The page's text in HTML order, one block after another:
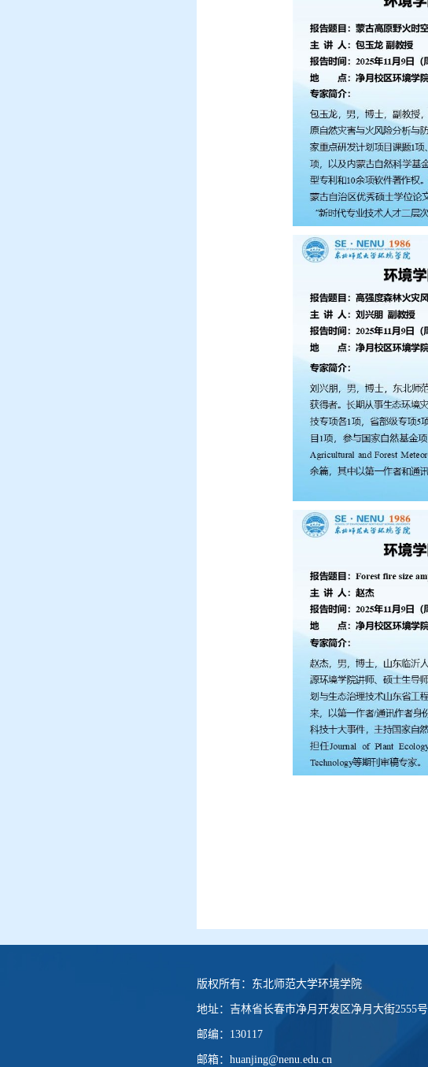
版权所有： 东北师范大学环境学院
地址：吉林省长春市净月开发区净月大街2555号
邮编： 130117
邮箱：huanjing@nenu.edu.cn